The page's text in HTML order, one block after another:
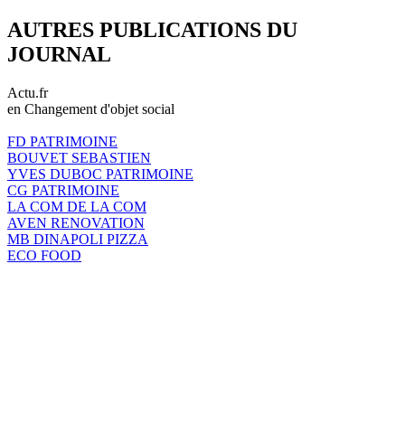
AUTRES PUBLICATIONS DU
JOURNAL
Actu.fr
en Changement d'objet social
FD PATRIMOINE
BOUVET SEBASTIEN
YVES DUBOC PATRIMOINE
CG PATRIMOINE
LA COM DE LA COM
AVEN RENOVATION
MB DINAPOLI PIZZA
ECO FOOD